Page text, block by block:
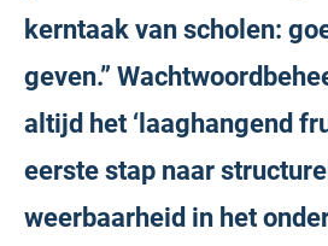
kerntaak van scholen:
geven.”
altijd het ‘laaghangend
eerste stap naar
weerbaarheid in het